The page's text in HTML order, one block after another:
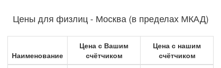
Цены для физлиц - Москва (в пределах МКАД)
Наименование
Цена с Вашим
счётчиком
Цена с нашим
счётчиком